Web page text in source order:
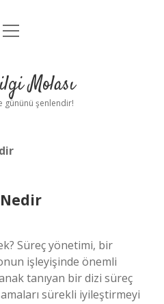
Uyarı
menüyü
Molası
gününü şenlendir!
Süreç yönetimi, bir
işleyişinde önemli
tanıyan bir dizi süreç
sürekli iyileştirmeyi